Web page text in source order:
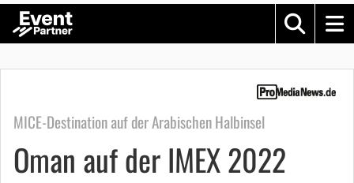
MICE-Destination auf der Arabischen Halbinsel
Oman auf der IMEX 2022